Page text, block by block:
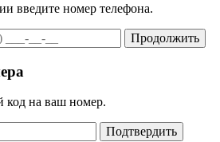
введите номер телефона.
Продолжить
код на ваш номер.
Подтвердить